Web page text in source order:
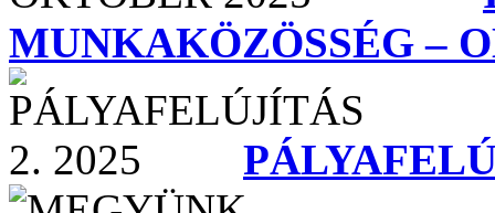
MUNKAKÖZÖSSÉG –